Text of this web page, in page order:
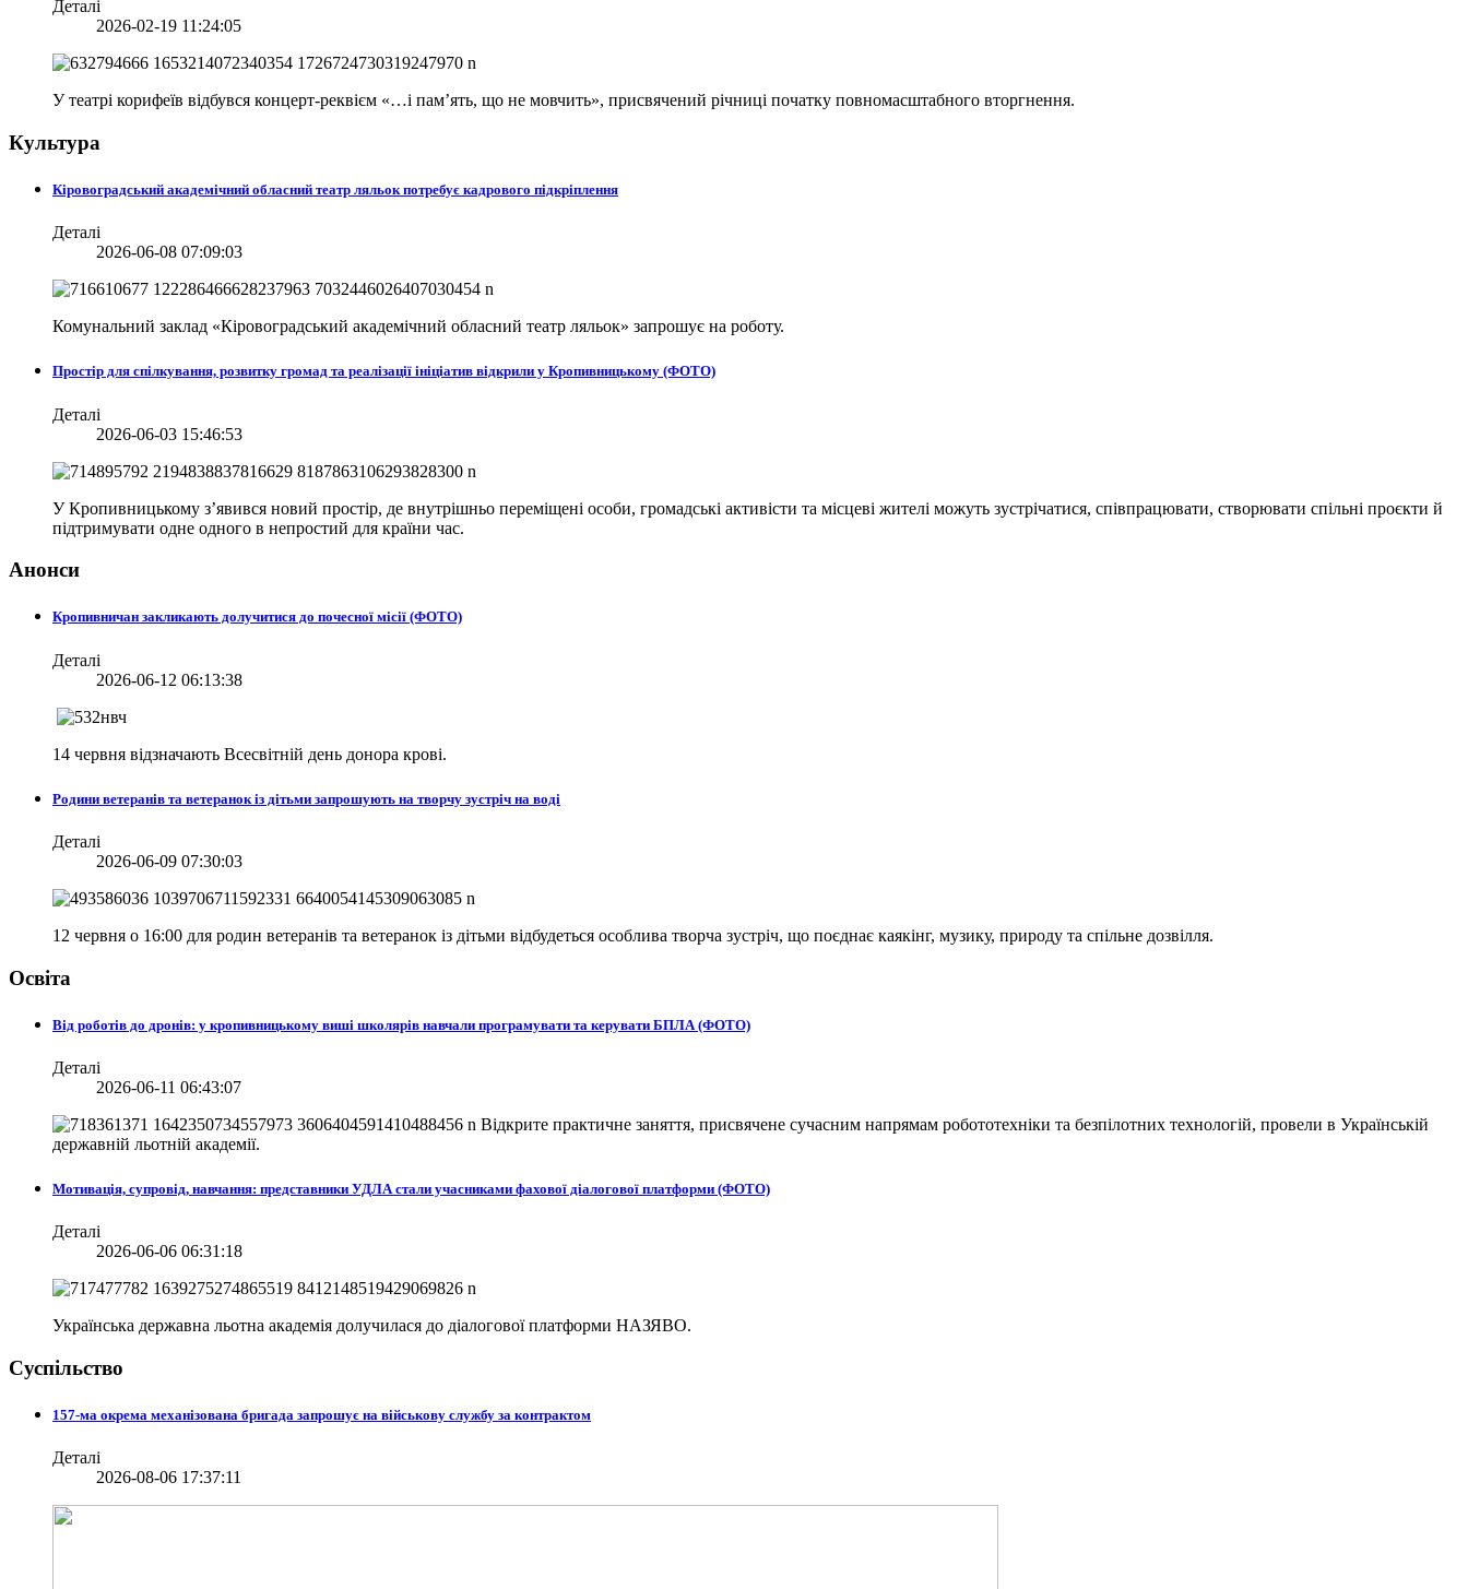
Деталі
2026-02-19 11:24:05
У театрі корифеїв відбувся концерт-реквієм «…і пам’ять, що не мовчить», присвячений річниці початку повномасштабного вторгнення.
Культура
Кіровоградський академічний обласний театр ляльок потребує кадрового підкріплення
Деталі
2026-06-08 07:09:03
Комунальний заклад «Кіровоградський академічний обласний театр ляльок» запрошує на роботу.
Простір для спілкування, розвитку громад та реалізації ініціатив відкрили у Кропивницькому (ФОТО)
Деталі
2026-06-03 15:46:53
У Кропивницькому з’явився новий простір, де внутрішньо переміщені особи, громадські активісти та місцеві жителі можуть зустрічатися, співпрацювати, створювати спільні проєкти й
підтримувати одне одного в непростий для країни час.
Анонси
Кропивничан закликають долучитися до почесної місії (ФОТО)
Деталі
2026-06-12 06:13:38
14 червня відзначають Всесвітній день донора крові.
Родини ветеранів та ветеранок із дітьми запрошують на творчу зустріч на воді
Деталі
2026-06-09 07:30:03
12 червня о 16:00 для родин ветеранів та ветеранок із дітьми відбудеться особлива творча зустріч, що поєднає каякінг, музику, природу та спільне дозвілля.
Освіта
Від роботів до дронів: у кропивницькому виші школярів навчали програмувати та керувати БПЛА (ФОТО)
Деталі
2026-06-11 06:43:07
Відкрите практичне заняття, присвячене сучасним напрямам робототехніки та безпілотних технологій, провели в Українській
державній льотній академії.
Мотивація, супровід, навчання: представники УДЛА стали учасниками фахової діалогової платформи (ФОТО)
Деталі
2026-06-06 06:31:18
Українська державна льотна академія долучилася до діалогової платформи НАЗЯВО.
Суспільство
157-ма окрема механізована бригада запрошує на військову службу за контрактом
Деталі
2026-08-06 17:37:11